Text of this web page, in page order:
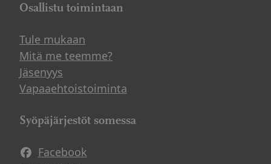
Osallistu toimintaan
Tule mukaan
Mitä me teemme?
Jäsenyys
Vapaaehtoistoiminta
Syöpäjärjestöt somessa
Facebook
Avautuu uuteen ikkunaan